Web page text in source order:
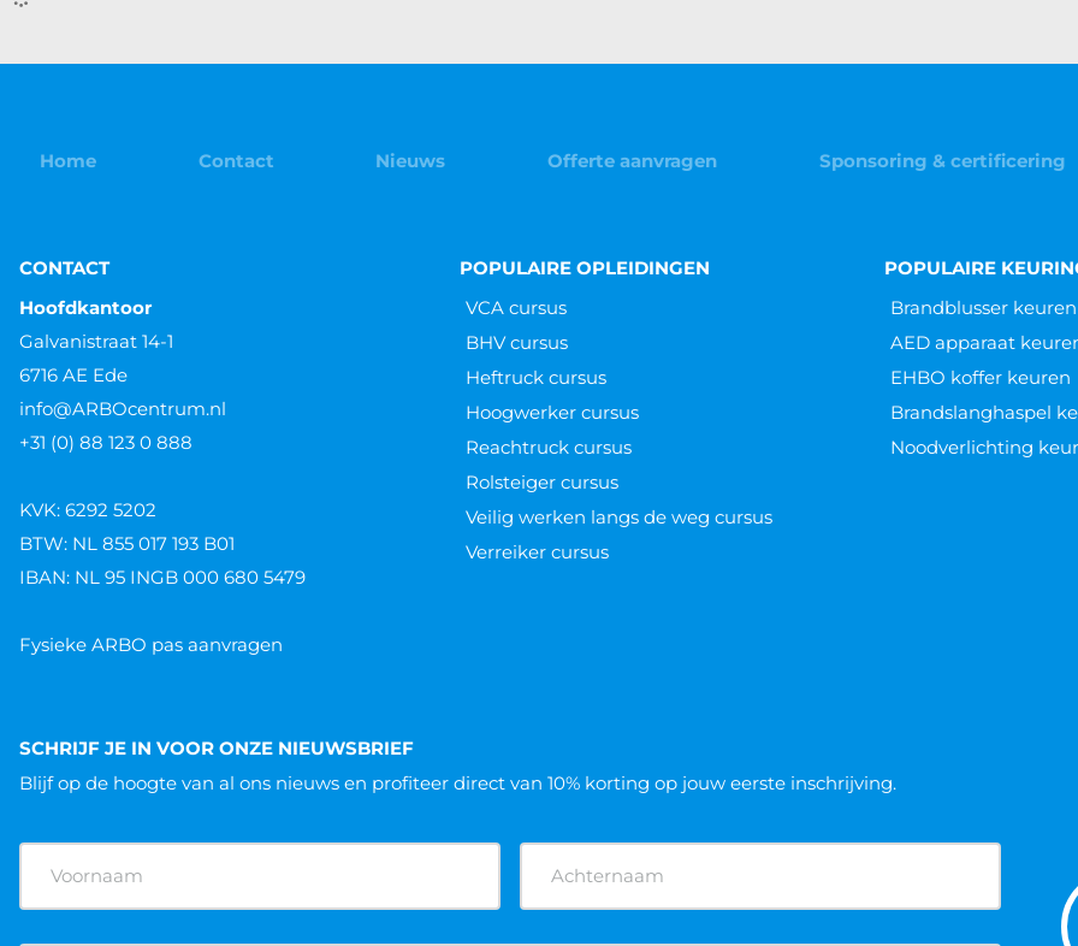
Home Contact Nieuws Offerte aanvragen Sponsoring & certificering
CONTACT
Hoofdkantoor
Galvanistraat 14-1
6716 AE Ede
info@ARBOcentrum.nl
+31 (0) 88 123 0 888
KVK: 6292 5202
BTW: NL 855 017 193 B01
IBAN: NL 95 INGB 000 680 5479
Fysieke ARBO pas aanvragen
POPULAIRE OPLEIDINGEN
VCA cursus
BHV cursus
Heftruck cursus
Hoogwerker cursus
Reachtruck cursus
Rolsteiger cursus
Veilig werken langs de weg cursus
Verreiker cursus
POPULAIRE
Brandblusser keuren
AED apparaat
EHBO koffer keuren
Brandslanghaspel
Noodverlichting
SCHRIJF JE IN VOOR ONZE NIEUWSBRIEF
Blijf op de hoogte van al ons nieuws en profiteer direct van 10% korting op jouw eerste inschrijving.